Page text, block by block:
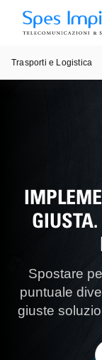
Trasporti e Logistica
Spostare
puntuale
giuste